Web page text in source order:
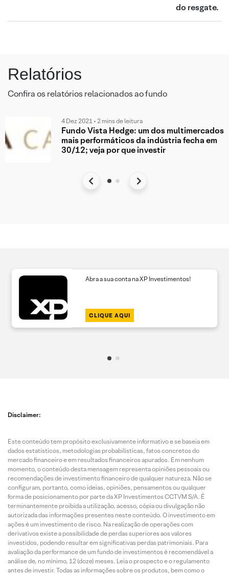
do resgate.
Relatórios
Confira os relatórios relacionados ao fundo
4 Dez 2021 • 2 mins de leitura
Fundo Vista Hedge: um dos multimercados
mais performáticos da indústria fecha em
30/12; veja por que investir
Abra a sua conta na XP Investimentos!
CLIQUE AQUI
Disclaimer:
Este conteúdo tem propósito exclusivamente informativo e se baseia em
dados estatísticos, metodologias probabilísticas, fatos concretos do
mercado financeiro e em resultados financeiros apurados. Em nenhum
momento, o conteúdo desta mensagem representa opiniões pessoais ou
recomendações de investimento financeiro de qualquer natureza. Não se
configuram, portanto, como ideias, opiniões, pensamentos ou qualquer
forma de posicionamento por parte da XP Investimentos CCTVM S/A. É
terminantemente proibida a utilização, acesso, cópia ou divulgação não
autorizada das informações presentes neste conteúdo. O investimento em
ações é um investimento de risco. Na realização de operações com
derivativos existe a possibilidade de perdas superiores aos valores
investidos, podendo resultar em significativas perdas patrimoniais. Para
avaliação da performance de um fundo de investimentos é recomendável a
análise de, no mínimo, 12 (doze) meses. Leia o prospecto e o regulamento
antes de investir. Todas as informações sobre os produtos, bem como o